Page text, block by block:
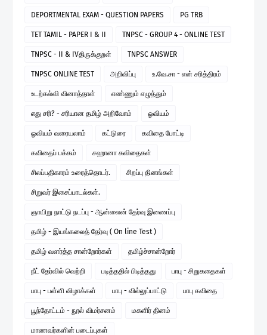
DEPORTMENTAL EXAM - QUESTION PAPERS PG TRB
TET TAMIL - PAPER I & II TNPSC - GROUP 4 - ONLINE TEST
TNPSC - II & IVதிருக்குறள் TNPSC ANSWER
TNPSC ONLINE TEST அறிவிப்பு உ.வே.சா - என் சரித்திரம்
உடற்கல்வி வினாத்தாள் எண்ணும் எழுத்தும்
எது சரி? - சரியான தமிழ் அறிவோம் ஓவியம்
ஓவியம் வரையலாம் கட்டுரை கவிதை போட்டி
கவிதைப் பக்கம் சஹானா கவிதைகள்
சிலப்பதிகாரம் உரைத்தொடர். சிறப்பு தினங்கள்
சிறுவர் இசைப்பாடல்கள்.
ஞாயிறு நாட்டு நடப்பு - ஆன்லைன் தேர்வு இணைப்பு
தமிழ் - இயங்கலைத் தேர்வு ( On line Test )
தமிழ் வளர்த்த சான்றோர்கள் தமிழ்ச்சான்றோர்
நீட் தேர்வில் வெற்றி படித்ததில் பிடித்தது பாபு - சிறுகதைகள்
பாபு - பள்ளி விழாக்கள் பாபு - வில்லுப்பாட்டு பாபு கவிதை
பூந்தோட்டம் - நூல் விமர்சனம் மகளிர் தினம்
மாணவர்களின் படைப்புகள்